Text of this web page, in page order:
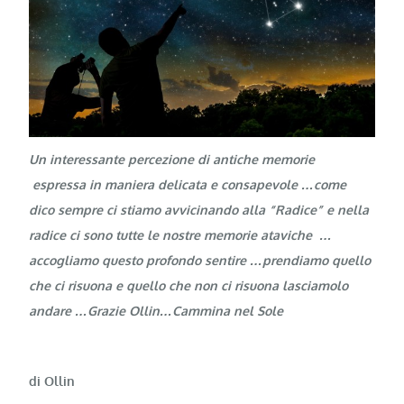
Un interessante percezione di antiche memorie
espressa in maniera delicata e consapevole …come
dico sempre ci stiamo avvicinando alla “Radice” e nella
radice ci sono tutte le nostre memorie ataviche …
accogliamo questo profondo sentire …prendiamo quello
che ci risuona e quello che non ci risuona lasciamolo
andare …Grazie Ollin…Cammina nel Sole
di Ollin